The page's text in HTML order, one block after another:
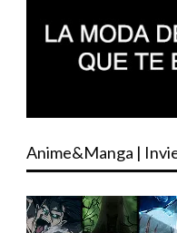
Anime&Manga |